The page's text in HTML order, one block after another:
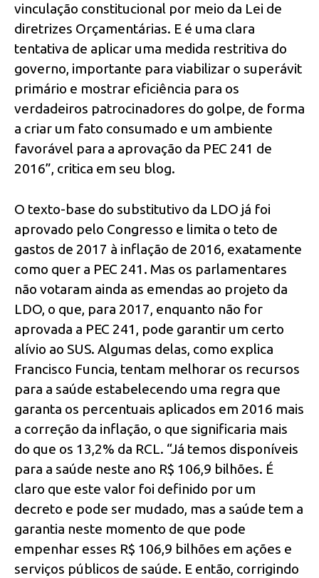
vinculação constitucional por meio da Lei de
diretrizes Orçamentárias. E é uma clara
tentativa de aplicar uma medida restritiva do
governo, importante para viabilizar o superávit
primário e mostrar eficiência para os
verdadeiros patrocinadores do golpe, de forma
a criar um fato consumado e um ambiente
favorável para a aprovação da PEC 241 de
2016”, critica em seu blog.
O texto-base do substitutivo da LDO já foi
aprovado pelo Congresso e limita o teto de
gastos de 2017 à inflação de 2016, exatamente
como quer a PEC 241. Mas os parlamentares
não votaram ainda as emendas ao projeto da
LDO, o que, para 2017, enquanto não for
aprovada a PEC 241, pode garantir um certo
alívio ao SUS. Algumas delas, como explica
Francisco Funcia, tentam melhorar os recursos
para a saúde estabelecendo uma regra que
garanta os percentuais aplicados em 2016 mais
a correção da inflação, o que significaria mais
do que os 13,2% da RCL. “Já temos disponíveis
para a saúde neste ano R$ 106,9 bilhões. É
claro que este valor foi definido por um
decreto e pode ser mudado, mas a saúde tem a
garantia neste momento de que pode
empenhar esses R$ 106,9 bilhões em ações e
serviços públicos de saúde. E então, corrigindo